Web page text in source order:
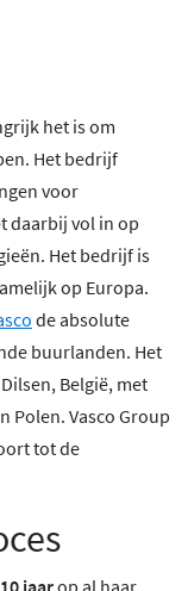
het is om
Het bedrijf
voor
daarbij vol in op
Het bedrijf is
op Europa.
de absolute
buurlanden. Het
België, met
Polen. Vasco Group
tot de
jaarop al haar